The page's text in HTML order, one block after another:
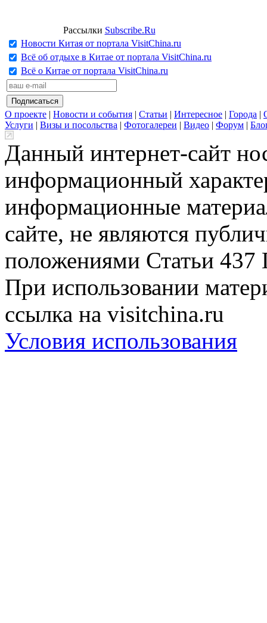
Рассылки Subscribe.Ru
Новости Китая от портала VisitChina.ru
Всё об отдыхе в Китае от портала VisitChina.ru
Всё о Китае от портала VisitChina.ru
О проекте | Новости и события | Статьи | Интересное | Города |
Услуги | Визы и посольства | Фотогалереи | Видео | Форум |
Данный интернет-сайт
информационный
информационные
сайте, не являются
положениями Статьи 437
При использовании
ссылка на visitchina.ru
Условия использования